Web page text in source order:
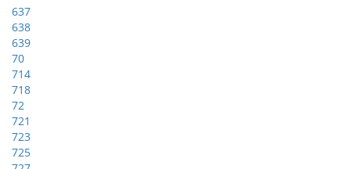
637
638
639
70
714
718
72
721
723
725